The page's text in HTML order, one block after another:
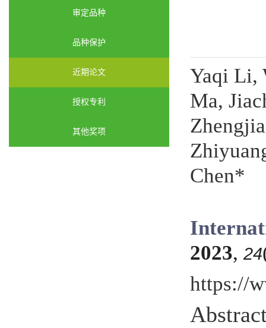
审定品种
品种保护
近期论文
授权专利
其他奖项
Yaqi Li,
Ma,
Chen*
2023, 24
https://